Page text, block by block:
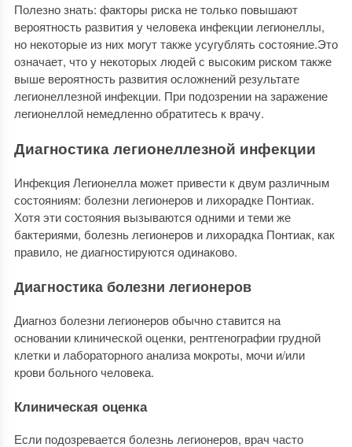
Полезно знать: факторы риска не только повышают
вероятность развития у человека инфекции легионеллы,
но некоторые из них могут также усугублять состояние.Это
означает, что у некоторых людей с высоким риском также
выше вероятность развития осложнений результате
легионеллезной инфекции. При подозрении на заражение
легионеллой немедленно обратитесь к врачу.
Диагностика легионеллезной инфекции
Инфекция Легионелла может привести к двум различным
состояниям: болезни легионеров и лихорадке Понтиак.
Хотя эти состояния вызываются одними и теми же
бактериями, болезнь легионеров и лихорадка Понтиак, как
правило, не диагностируются одинаково.
Диагностика болезни легионеров
Диагноз болезни легионеров обычно ставится на
основании клинической оценки, рентгенографии грудной
клетки и лабораторного анализа мокроты, мочи и/или
крови больного человека.
Клиническая оценка
Если подозревается болезнь легионеров, врач часто